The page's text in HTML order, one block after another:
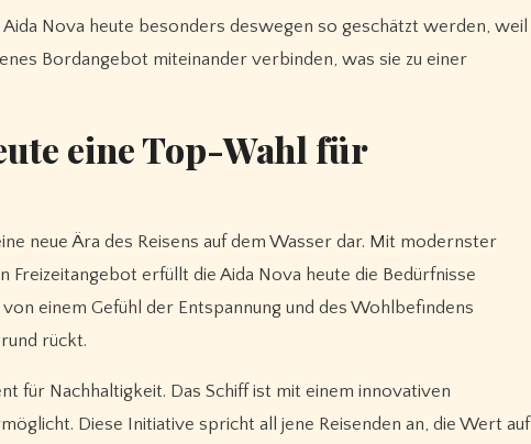
Nova heute besonders deswegen so geschätzt werden, weil
Bordangebot miteinander verbinden, was sie zu einer
eine Top-Wahl für
neue Ära des Reisens auf dem Wasser dar. Mit modernster
Freizeitangebot erfüllt die Aida Nova heute die Bedürfnisse
einem Gefühl der Entspannung und des Wohlbefindens
rückt.
für Nachhaltigkeit. Das Schiff ist mit einem innovativen
Diese Initiative spricht all jene Reisenden an, die Wert auf